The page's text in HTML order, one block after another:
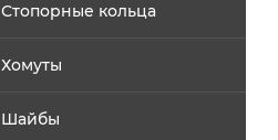
Стопорные кольца
Хомуты
Шайбы